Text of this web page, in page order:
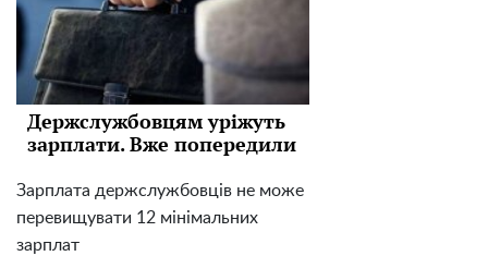
Держслужбовцям уріжуть
зарплати. Вже попередили
Зарплата держслужбовців не може
перевищувати 12 мінімальних
зарплат